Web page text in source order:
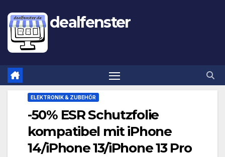
dealfenster
ELEKTRONIK & ZUBEHÖR
-50% ESR Schutzfolie
kompatibel mit iPhone
14/iPhone 13/iPhone 13 Pro